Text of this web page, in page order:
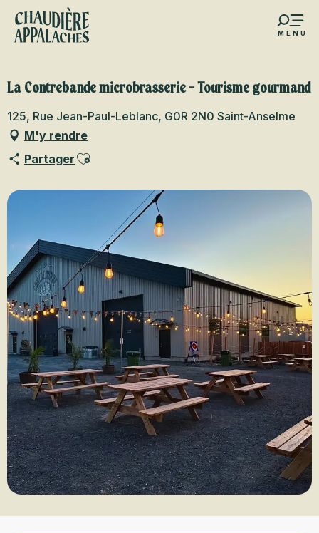
Aller
contenu
MENU
favoris
La Contrebande microbrasserie - Tourisme gourmand
125, Rue Jean-Paul-Leblanc, G0R 2N0 Saint-Anselme
M'y rendre
Partager Ajouter aux favoris